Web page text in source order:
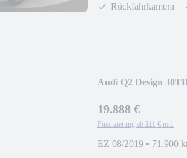
Rückfahrkamera
Audi Q2 Design
19.888 €
Finanzierung ab 211 € mtl.
EZ 08/2019 • 71.900